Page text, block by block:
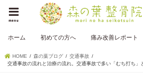
menu
ホーム 初めての方へ 痛み改善レポート
HOME 森の葉ブログ
交通事故
交通事故の流れと治療の流れ。交通事故で多い「むち打ち」